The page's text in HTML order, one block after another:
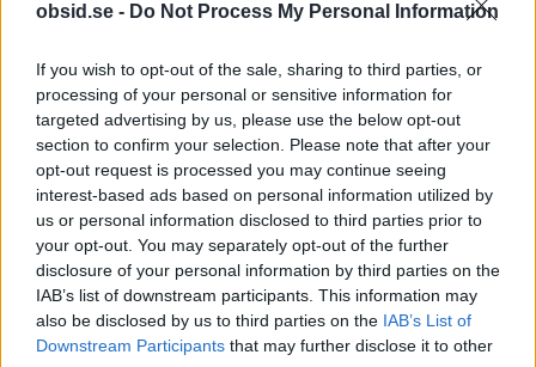
obsid.se - Do Not Process My Personal Information
If you wish to opt-out of the sale, sharing to third parties, or
processing of your personal or sensitive information for
targeted advertising by us, please use the below opt-out
section to confirm your selection. Please note that after your
opt-out request is processed you may continue seeing
interest-based ads based on personal information utilized by
us or personal information disclosed to third parties prior to
your opt-out. You may separately opt-out of the further
disclosure of your personal information by third parties on the
IAB’s list of downstream participants. This information may
also be disclosed by us to third parties on the IAB’s List of
Downstream Participants that may further disclose it to other
6: Sänk dina fasta
kostnader
Att sänka de fasta kostnaderna är kanske den